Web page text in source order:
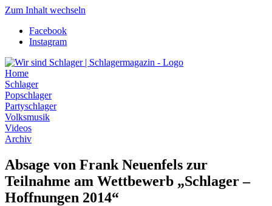
Zum Inhalt wechseln
Facebook
Instagram
Home
Schlager
Popschlager
Partyschlager
Volksmusik
Videos
Archiv
Absage von Frank Neuenfels zur
Teilnahme am Wettbewerb „Schlager –
Hoffnungen 2014“